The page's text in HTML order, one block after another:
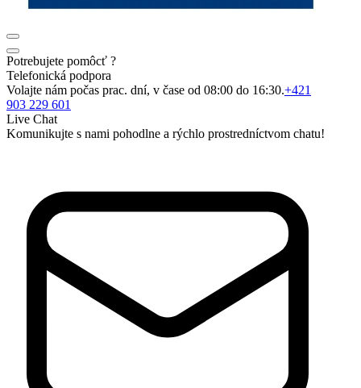
Potrebujete pomôcť ?
Telefonická podpora
Volajte nám počas prac. dní, v čase od 08:00 do 16:30.+421
903 229 601
Live Chat
Komunikujte s nami pohodlne a rýchlo prostredníctvom chatu!